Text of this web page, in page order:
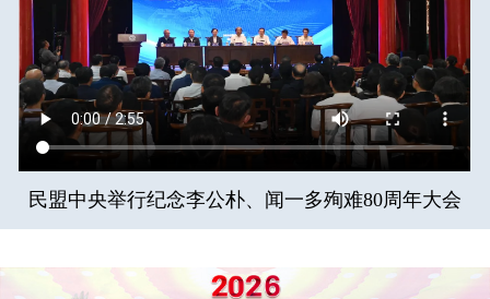
民盟中央举行纪念李公朴、闻一多殉难80周年大会